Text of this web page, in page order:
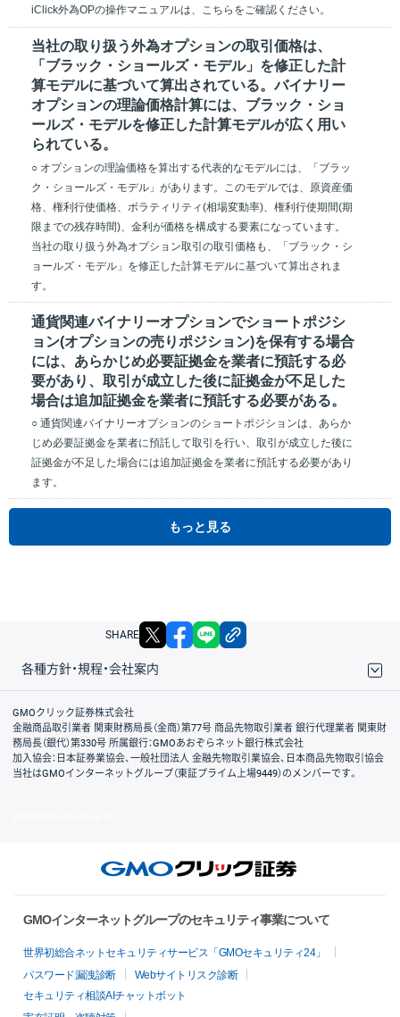
iClick外為OPの操作マニュアルは、こちらをご確認ください。
当社の取り扱う外為オプションの取引価格は、
「ブラック・ショールズ・モデル」を修正した計
算モデルに基づいて算出されている。バイナリー
オプションの理論価格計算には、ブラック・ショ
ールズ・モデルを修正した計算モデルが広く用い
られている。
○ オプションの理論価格を算出する代表的なモデルには、「ブラッ
ク・ショールズ・モデル」があります。このモデルでは、原資産価
格、権利行使価格、ボラティリティ(相場変動率)、権利行使期間(期
限までの残存時間)、金利が価格を構成する要素になっています。
当社の取り扱う外為オプション取引の取引価格も、「ブラック・シ
ョールズ・モデル」を修正した計算モデルに基づいて算出されま
す。
通貨関連バイナリーオプションでショートポジシ
ョン(オプションの売りポジション)を保有する場合
には、あらかじめ必要証拠金を業者に預託する必
要があり、取引が成立した後に証拠金が不足した
場合は追加証拠金を業者に預託する必要がある。
○ 通貨関連バイナリーオプションのショートポジションは、あらか
じめ必要証拠金を業者に預託して取引を行い、取引が成立した後に
証拠金が不足した場合には追加証拠金を業者に預託する必要があり
ます。
もっと見る
SHARE X facebook
各種方針・規程・会社案内
取引規程・約款
サイトマップ
その他のご案内
個人情報保護方針
最良執行方針
サイトのご利用について
ディスクレイマー
信託保全
リスク説明
会社案内
GMOクリック証券株式会社
金融商品取引業者 関東財務局長（金商）第77号 商品先物取引業者 銀行代理業者 関東財
務局長（銀代）第330号 所属銀行：GMOあおぞらネット銀行株式会社
加入協会：日本証券業協会、一般社団法人 金融先物取引業協会、日本商品先物取引協会
当社はGMOインターネットグループ（東証プライム上場9449）のメンバーです。
GMOインターネットグループのセキュリティ事業について
世界初総合ネットセキュリティサービス「GMOセキュリティ24」
パスワード漏洩診断
Webサイトリスク診断
セキュリティ相談AIチャットボット